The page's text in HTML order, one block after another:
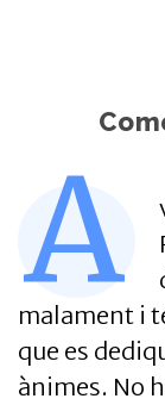
A
malament i
que es
ànimes. No